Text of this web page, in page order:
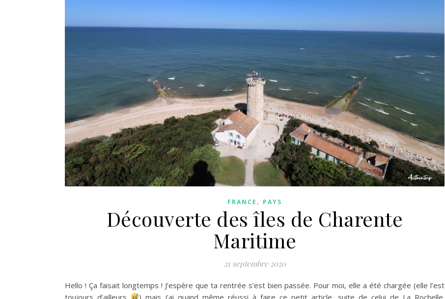
FRANCE , PAYS
Découverte des îles de Charente
Maritime
21 septembre 2020
Hello ! Ça faisait longtemps ! J’espère que ta rentrée s’est bien passée. Pour moi, elle a été chargée (elle l’est
toujours d’ailleurs
) mais j’ai quand même réussi à faire ce petit article, suite de celui de La Rochelle.